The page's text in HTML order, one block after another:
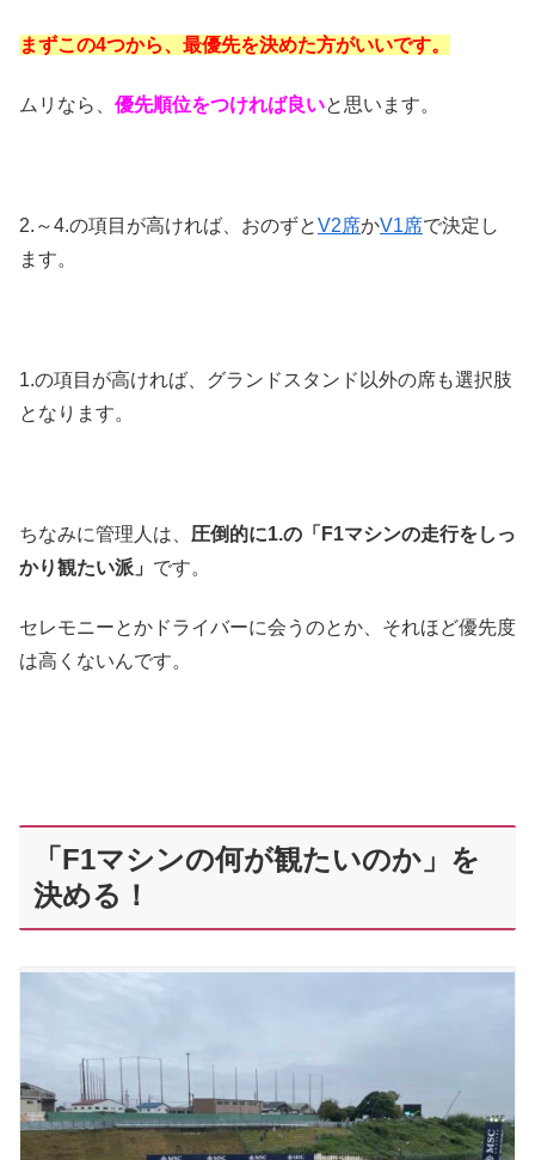
まずこの4つから、最優先を決めた方がいいです。
ムリなら、 優先順位をつければ良いと思います。
2.～4.の項目が高ければ、おのずとV2席かV1席で決定し
ます。
1.の項目が高ければ、グランドスタンド以外の席も選択肢
となります。
ちなみに管理人は、 圧倒的に1.の「F1マシンの走行をしっ
かり観たい派」 です。
セレモニーとかドライバーに会うのとか、それほど優先度
は高くないんです。
「F1マシンの何が観たいのか」を
決める！